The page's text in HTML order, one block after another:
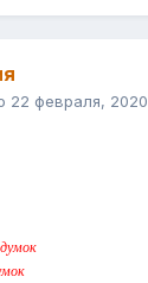
22 февраля, 2020